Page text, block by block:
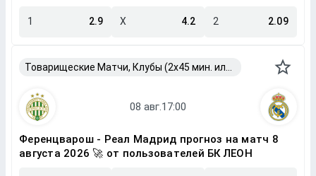
1 2.9 X 4.2 2 2.09
Ференцварош - Реал Мадрид прогноз на матч 8
августа 2026 🚀 от пользователей БК ЛЕОН